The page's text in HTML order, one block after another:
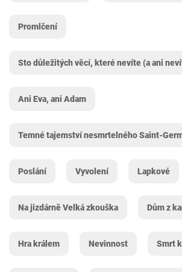
Promlčení
Sto důležitých věcí, které nevíte (a ani
Ani Eva, ani Adam
Temné tajemství nesmrtelného Saint-
Poslání Vyvolení Lapkové
Na jizdárně Velká zkouška Dům z
Hra králem Nevinnost Smrt